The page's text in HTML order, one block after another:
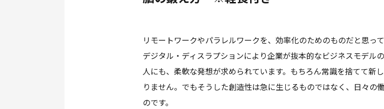
リモートワークやパラレルワークを、効率化のためのものだと思っ
デジタル・ディスラプションにより企業が抜本的なビジネスモデル
人にも、柔軟な発想が求められています。もちろん常識を捨てて新
りません。でもそうした創造性は急に生じるものではなく、日々の
のです。